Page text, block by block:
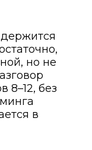
но не
8–12, без
в